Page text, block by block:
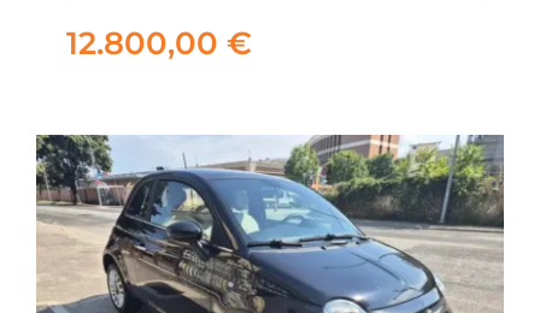
12.800,00
12.800,00 €